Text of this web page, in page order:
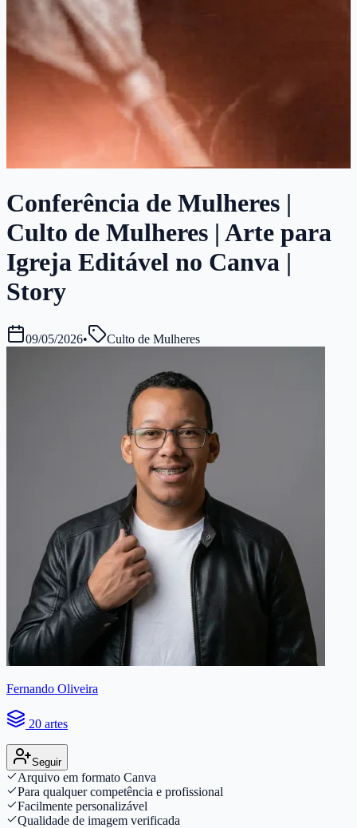
Conferência de Mulheres |
Culto de Mulheres | Arte para
Igreja Editável no Canva |
Story
09/05/2026• Culto de Mulheres
Fernando Oliveira
20 artes
Seguir
Arquivo em formato Canva
Para qualquer competência e profissional
Facilmente personalizável
Qualidade de imagem verificada